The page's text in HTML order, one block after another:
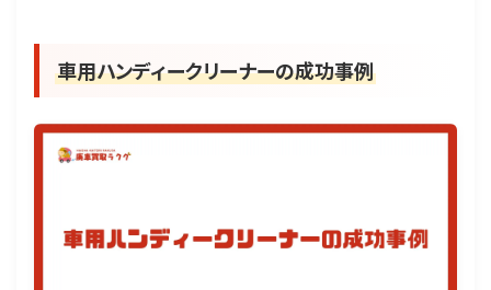
車用ハンディークリーナーの成功事例